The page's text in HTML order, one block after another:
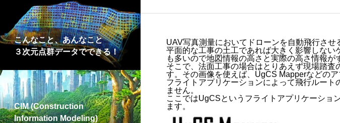
こんなこと、あんなこと
３次元点群データでできる！
CIM (Construction
Information Modeling)
UAV写真測量においてドローンを自動飛行さ
平面的な工事の土工であれば大きく影響しな
も多いので地図情報の高さと実際の高さ情報が
そこで、法面工事の場合はとりあえず現場踏
す。その画像を使えば、UgCS Mapperなどの
フライトアプリケーションによって飛行ルー
ません。
ここではUgCSというフライトアプリケーショ
ます。